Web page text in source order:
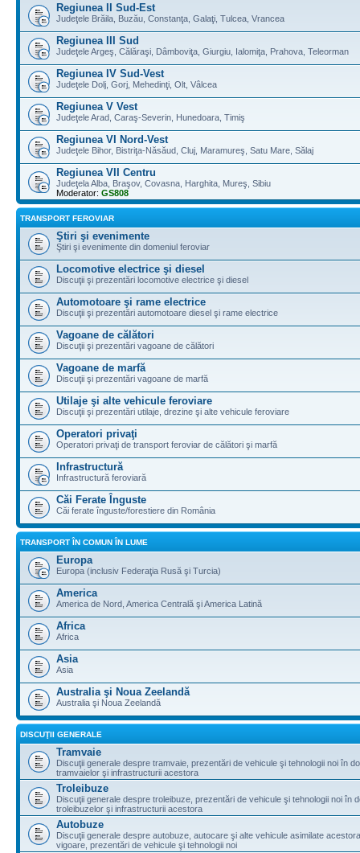
Regiunea II Sud-Est
Judeţele Brăila, Buzău, Constanţa, Galaţi, Tulcea, Vrancea
Regiunea III Sud
Judeţele Argeş, Călăraşi, Dâmboviţa, Giurgiu, Ialomiţa, Prahova, Teleorman
Regiunea IV Sud-Vest
Judeţele Dolj, Gorj, Mehedinţi, Olt, Vâlcea
Regiunea V Vest
Judeţele Arad, Caraş-Severin, Hunedoara, Timiş
Regiunea VI Nord-Vest
Judeţele Bihor, Bistriţa-Năsăud, Cluj, Maramureş, Satu Mare, Sălaj
Regiunea VII Centru
Judeţela Alba, Braşov, Covasna, Harghita, Mureş, Sibiu
Moderator: GS808
TRANSPORT FEROVIAR
Ştiri şi evenimente
Ştiri şi evenimente din domeniul feroviar
Locomotive electrice şi diesel
Discuţii şi prezentări locomotive electrice şi diesel
Automotoare şi rame electrice
Discuţii şi prezentări automotoare diesel şi rame electrice
Vagoane de călători
Discuţii şi prezentări vagoane de călători
Vagoane de marfă
Discuţii şi prezentări vagoane de marfă
Utilaje şi alte vehicule feroviare
Discuţii şi prezentări utilaje, drezine şi alte vehicule feroviare
Operatori privaţi
Operatori privaţi de transport feroviar de călători şi marfă
Infrastructură
Infrastructură feroviară
Căi Ferate Înguste
Căi ferate înguste/forestiere din România
TRANSPORT ÎN COMUN ÎN LUME
Europa
Europa (inclusiv Federaţia Rusă şi Turcia)
America
America de Nord, America Centrală şi America Latină
Africa
Africa
Asia
Asia
Australia şi Noua Zeelandă
Australia şi Noua Zeelandă
DISCUŢII GENERALE
Tramvaie
Discuţii generale despre tramvaie, prezentări de vehicule şi tehnologii noi în
tramvaielor şi infrastructurii acestora
Troleibuze
Discuţii generale despre troleibuze, prezentări de vehicule şi tehnologii noi în
troleibuzelor şi infrastructurii acestora
Autobuze
Discuţii generale despre autobuze, autocare şi alte vehicule asimilate
vigoare, prezentări de vehicule şi tehnologii noi